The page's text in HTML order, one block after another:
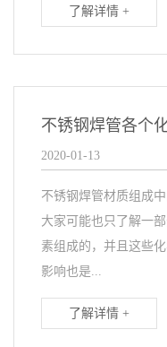
了解详情 +
不锈钢焊管各个
2020-01-13
不锈钢焊管材质组成
大家可能也只了解一
素组成的，并且这些
影响也是...
了解详情 +